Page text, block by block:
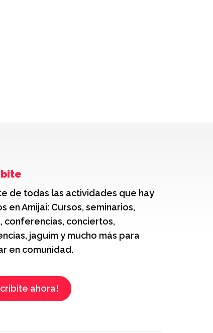
de todas las actividades que hay
en Amijai: Cursos, seminarios,
conferencias, conciertos,
jaguim y mucho más para
en comunidad.
ahora!